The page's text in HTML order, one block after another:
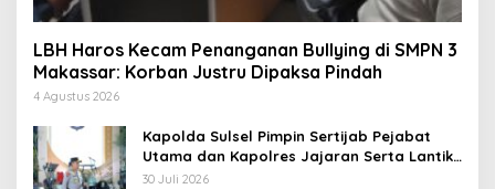
LBH Haros Kecam Penanganan Bullying di SMPN 3
Makassar: Korban Justru Dipaksa Pindah
4 Agustus 2026
Kapolda Sulsel Pimpin Sertijab Pejabat
Utama dan Kapolres Jajaran Serta Lantik
Karolog dan Kapolresta Gowa
30 Juli 2026